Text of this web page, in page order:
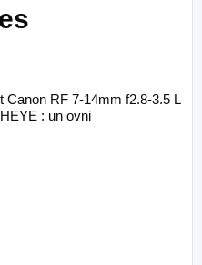
Canon RF 7-14mm f2.8-3.5 L
: un ovni